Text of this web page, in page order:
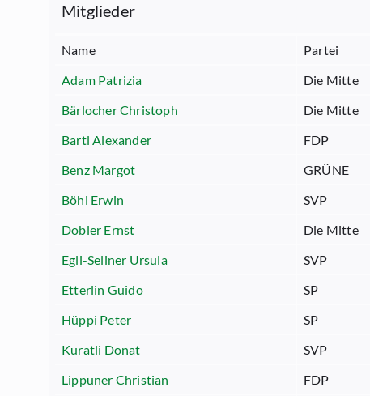
Mitglieder
Name Partei
Adam Patrizia
Die Mitte
Bärlocher Christoph
Die Mitte
Bartl Alexander
FDP
Benz Margot
GRÜNE
Böhi Erwin
SVP
Dobler Ernst
Die Mitte
Egli-Seliner Ursula
SVP
Etterlin Guido
SP
Hüppi Peter
SP
Kuratli Donat
SVP
Lippuner Christian
FDP